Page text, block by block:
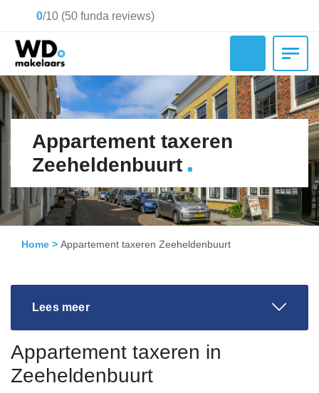
0/10 (50 funda reviews)
Appartement taxeren
Zeeheldenbuurt .
Home > Appartement taxeren Zeeheldenbuurt
Lees meer
Appartement taxeren in
Zeeheldenbuurt